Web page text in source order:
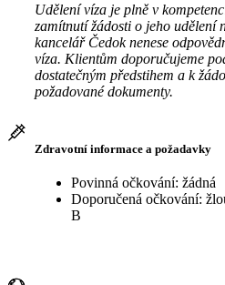
Udělení víza je plně v
zamítnutí žádosti o jeho udělení
kancelář Čedok nenese
víza. Klientům doporučujeme
dostatečným předstihem a k
požadované dokumenty.
Zdravotní informace a požadavky
Povinná očkování: žádná
Doporučená očkování:
B